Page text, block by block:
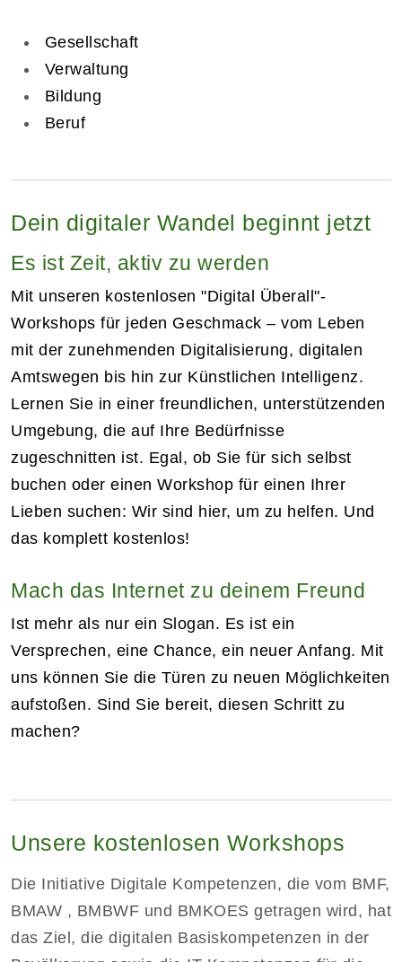
Gesellschaft
Verwaltung
Bildung
Beruf
Dein digitaler Wandel beginnt jetzt
Es ist Zeit, aktiv zu werden
Mit unseren kostenlosen "Digital Überall"-
Workshops für jeden Geschmack – vom Leben
mit der zunehmenden Digitalisierung, digitalen
Amtswegen bis hin zur Künstlichen Intelligenz.
Lernen Sie in einer freundlichen, unterstützenden
Umgebung, die auf Ihre Bedürfnisse
zugeschnitten ist. Egal, ob Sie für sich selbst
buchen oder einen Workshop für einen Ihrer
Lieben suchen: Wir sind hier, um zu helfen. Und
das komplett kostenlos!
Mach das Internet zu deinem Freund
Ist mehr als nur ein Slogan. Es ist ein
Versprechen, eine Chance, ein neuer Anfang. Mit
uns können Sie die Türen zu neuen Möglichkeiten
aufstoßen. Sind Sie bereit, diesen Schritt zu
machen?
Unsere kostenlosen Workshops
Die Initiative Digitale Kompetenzen, die vom BMF,
BMAW , BMBWF und BMKOES getragen wird, hat
das Ziel, die digitalen Basiskompetenzen in der